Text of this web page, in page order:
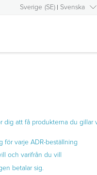
Sverige (SE) Svenska
dig att få produkterna du gillar
för varje ADR-beställning
och varifrån du vill
betalar sig.